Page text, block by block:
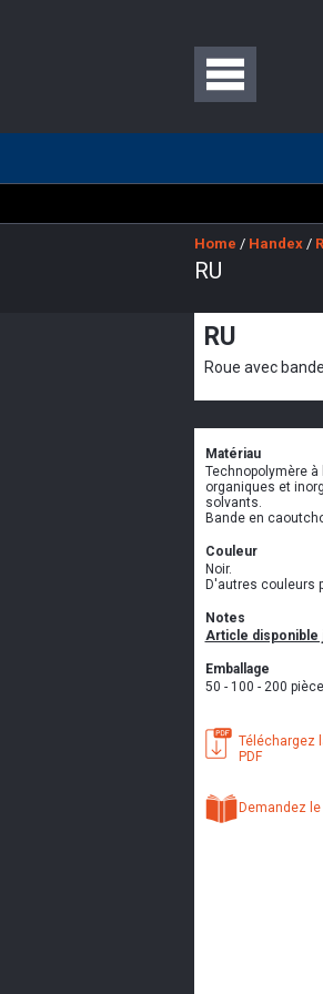
Home / Handex/
RU
RU
Roue avec
Matériau
Technopolymère
organiques et
solvants.
Bande en
Couleur
Noir.
D'autres couleurs
Notes
Article disponible
Emballage
50 - 100 - 200
Téléchargez
PDF
Demandez